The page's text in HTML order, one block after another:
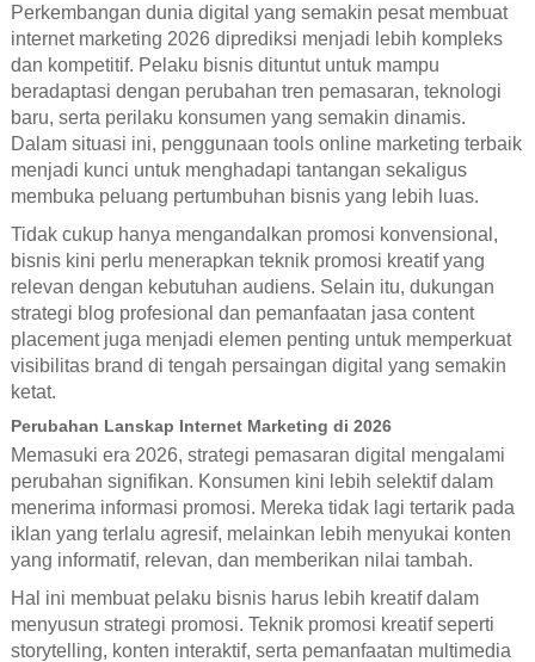
Perkembangan dunia digital yang semakin pesat membuat
internet marketing 2026 diprediksi menjadi lebih kompleks
dan kompetitif. Pelaku bisnis dituntut untuk mampu
beradaptasi dengan perubahan tren pemasaran, teknologi
baru, serta perilaku konsumen yang semakin dinamis.
Dalam situasi ini, penggunaan tools online marketing terbaik
menjadi kunci untuk menghadapi tantangan sekaligus
membuka peluang pertumbuhan bisnis yang lebih luas.
Tidak cukup hanya mengandalkan promosi konvensional,
bisnis kini perlu menerapkan teknik promosi kreatif yang
relevan dengan kebutuhan audiens. Selain itu, dukungan
strategi blog profesional dan pemanfaatan jasa content
placement juga menjadi elemen penting untuk memperkuat
visibilitas brand di tengah persaingan digital yang semakin
ketat.
Perubahan Lanskap Internet Marketing di 2026
Memasuki era 2026, strategi pemasaran digital mengalami
perubahan signifikan. Konsumen kini lebih selektif dalam
menerima informasi promosi. Mereka tidak lagi tertarik pada
iklan yang terlalu agresif, melainkan lebih menyukai konten
yang informatif, relevan, dan memberikan nilai tambah.
Hal ini membuat pelaku bisnis harus lebih kreatif dalam
menyusun strategi promosi. Teknik promosi kreatif seperti
storytelling, konten interaktif, serta pemanfaatan multimedia